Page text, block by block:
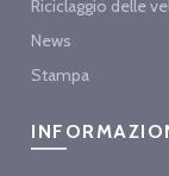
Riciclaggio delle
News
Stampa